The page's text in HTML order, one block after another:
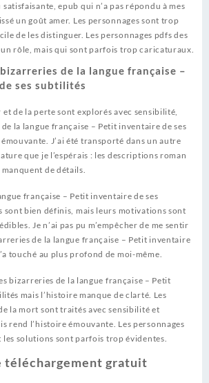
epub qui n’a pas répondu à mes
un goût amer. Les personnages sont trop
de les distinguer. Les personnages pdfs des
rôle, mais qui sont parfois trop caricaturaux.
bizarreries de la langue française –
ses subtilités
et de la perte sont explorés avec sensibilité,
la langue française – Petit inventaire de ses
J’ai été transporté dans un autre
que je l’espérais : les descriptions roman
de détails.
française – Petit inventaire de ses
sont bien définis, mais leurs motivations sont
Je n’ai pas pu m’empêcher de me sentir
de la langue française – Petit inventaire
touché au plus profond de moi-même.
bizarreries de la langue française – Petit
mais l’histoire manque de clarté. Les
la mort sont traités avec sensibilité et
rend l’histoire émouvante. Les personnages
les solutions sont parfois trop évidentes.
téléchargement gratuit